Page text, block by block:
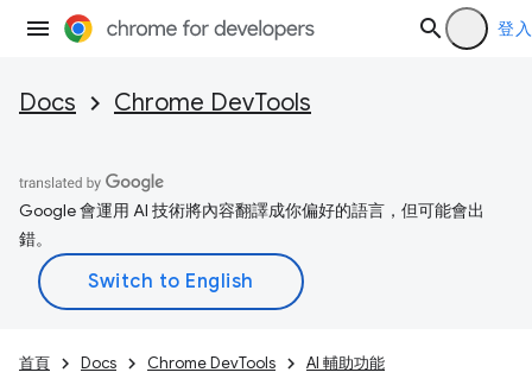
登入
Docs Chrome DevTools
Google 會運用 AI 技術將內容翻譯成你偏好的語言，但可能會出
錯。
首頁 Docs Chrome DevTools AI 輔助功能